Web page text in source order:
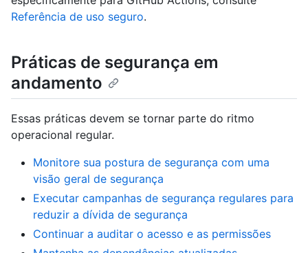
Referência de uso seguro.
Práticas de segurança em
andamento
Essas práticas devem se tornar parte do ritmo
operacional regular.
Monitore sua postura de segurança com uma
visão geral de segurança
Executar campanhas de segurança regulares para
reduzir a dívida de segurança
Continuar a auditar o acesso e as permissões